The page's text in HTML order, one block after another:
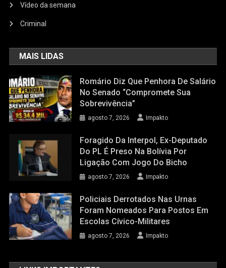
Vídeo da semana
Criminal
MAIS LIDAS
Romário Diz Que Penhora De Salário
No Senado “compromete Sua
Sobrevivência”
agosto 7, 2026 Impakto
Foragido Da Interpol, Ex-Deputado
Do PL É Preso Na Bolívia Por
Ligação Com Jogo Do Bicho
agosto 7, 2026 Impakto
Policiais Derrotados Nas Urnas
Foram Nomeados Para Postos Em
Escolas Cívico-Militares
agosto 7, 2026 Impakto